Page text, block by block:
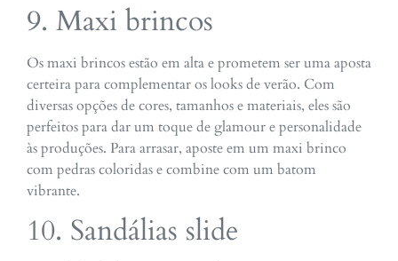
9. Maxi brincos
Os maxi brincos estão em alta e prometem ser uma aposta
certeira para complementar os looks de verão. Com
diversas opções de cores, tamanhos e materiais, eles são
perfeitos para dar um toque de glamour e personalidade
às produções. Para arrasar, aposte em um maxi brinco
com pedras coloridas e combine com um batom
vibrante.
10. Sandálias slide